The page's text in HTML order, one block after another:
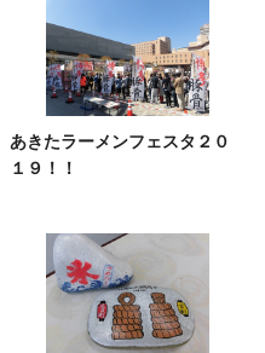
あきたラーメンフェスタ２０
１９！！